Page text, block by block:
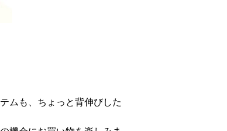
ムも、ちょっと背伸びした